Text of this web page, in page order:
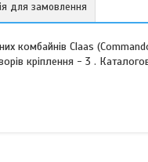
для замовлення
комбайнів Claas
кріплення - 3 .